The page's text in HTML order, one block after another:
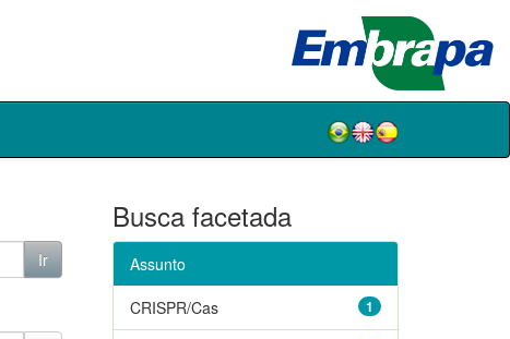
Busca facetada
Assunto
1
CRISPR/Cas